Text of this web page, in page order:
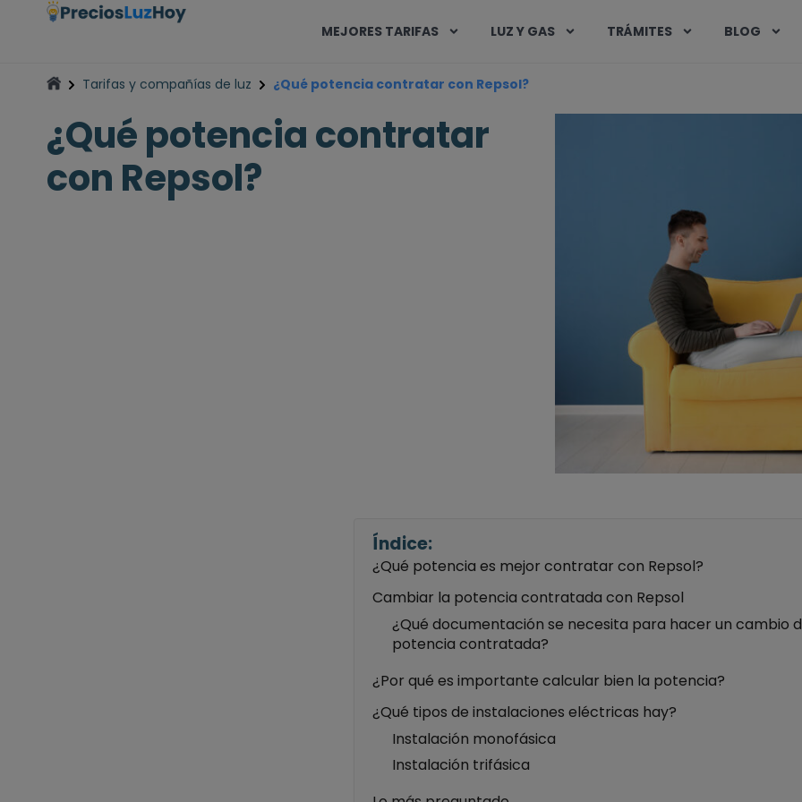
MEJORES TARIFAS LUZ Y GAS TRÁMITES BLOG
Tarifas y compañías de luz ¿Qué potencia contratar con Repsol?
¿Qué potencia contratar
con Repsol?
Índice:
¿Qué potencia es mejor contratar con Repsol?
Cambiar la potencia contratada con Repsol
¿Qué documentación se necesita para hacer un cambio
potencia contratada?
¿Por qué es importante calcular bien la potencia?
¿Qué tipos de instalaciones eléctricas hay?
Instalación monofásica
Instalación trifásica